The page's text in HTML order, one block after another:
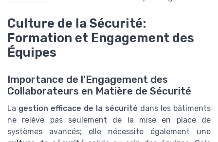
Culture de la Sécurité:
Formation et Engagement des
Équipes
Importance de l'Engagement des
Collaborateurs en Matière de Sécurité
La gestion efficace de la sécurité dans les bâtiments
ne relève pas seulement de la mise en place de
systèmes avancés; elle nécessite également une